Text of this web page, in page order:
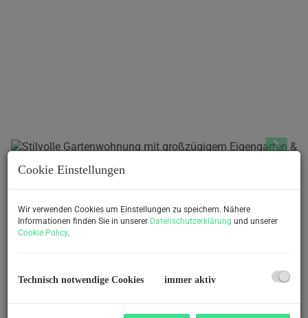
360 Grad Rundgang
Beschreibung
Wohnen mit hoher Lebensqualität und überzeugt durch
eine durchdachte Raumaufteilung sowie eine hochwertige
Ausstattung.
Cookie Einstellungen
Wir verwenden Cookies um Einstellungen zu speichern. Nähere
Informationen finden Sie in unserer Datenschutzerklärung und unserer
Cookie Policy.
Technisch notwendige Cookies immer aktiv